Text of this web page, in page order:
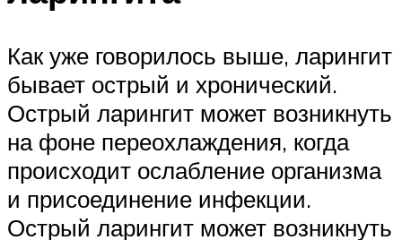
Как уже говорилось выше, ларингит
бывает острый и хронический.
Острый ларингит может возникнуть
на фоне переохлаждения, когда
происходит ослабление организма
и присоединение инфекции.
Острый ларингит может возникнуть